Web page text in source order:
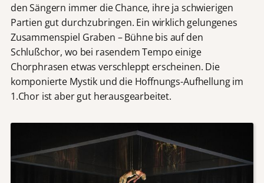
den Sängern immer die Chance, ihre ja schwierigen
Partien gut durchzubringen. Ein wirklich gelungenes
Zusammenspiel Graben – Bühne bis auf den
Schlußchor, wo bei rasendem Tempo einige
Chorphrasen etwas verschleppt erscheinen. Die
komponierte Mystik und die Hoffnungs-Aufhellung im
1.Chor ist aber gut herausgearbeitet.